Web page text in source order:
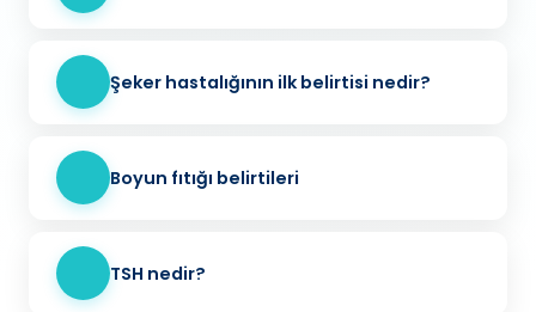
Şeker hastalığının ilk belirtisi nedir?
Boyun fıtığı belirtileri
TSH nedir?